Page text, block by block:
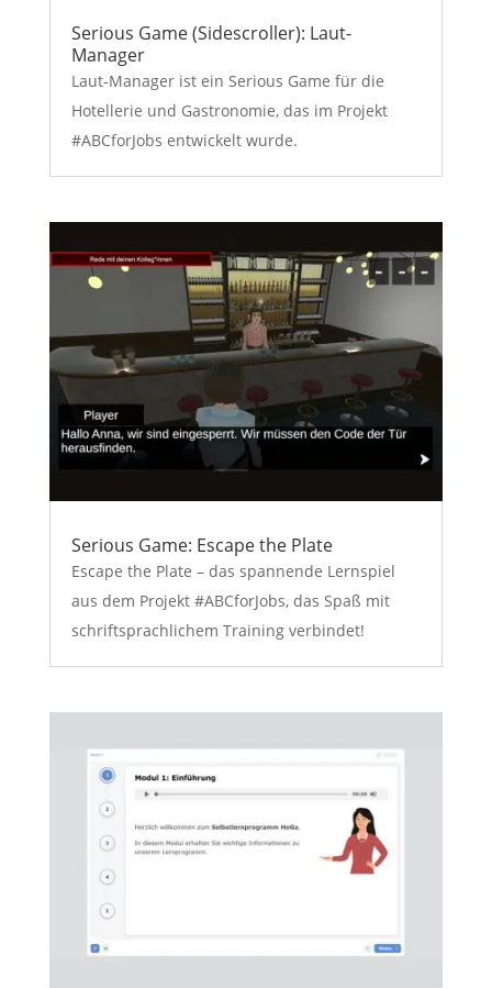
Serious Game (Sidescroller): Laut-
Manager
Laut-Manager ist ein Serious Game für die
Hotellerie und Gastronomie, das im Projekt
#ABCforJobs entwickelt wurde.
Serious Game: Escape the Plate
Escape the Plate – das spannende Lernspiel
aus dem Projekt #ABCforJobs, das Spaß mit
schriftsprachlichem Training verbindet!